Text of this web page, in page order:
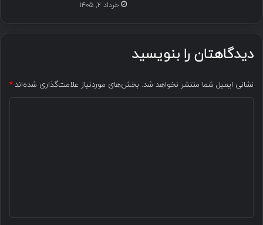
خرداد ۲, ۱۴۰۵
دیدگاهتان را بنویسید
نشانی ایمیل شما منتشر نخواهد شد. بخش‌های موردنیاز علامت‌گذاری شده‌اند*